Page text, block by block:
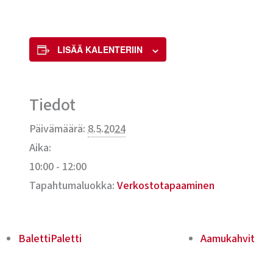
LISÄÄ KALENTERIIN
Tiedot
Päivämäärä:8.5.2024
Aika:
10:00 - 12:00
Tapahtumaluokka:Verkostotapaaminen
BalettiPaletti Aamukahvit